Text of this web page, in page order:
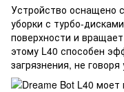
Устройство оснащено
уборки с турбо-
поверхности и
этому L40 способен
загрязнения, не